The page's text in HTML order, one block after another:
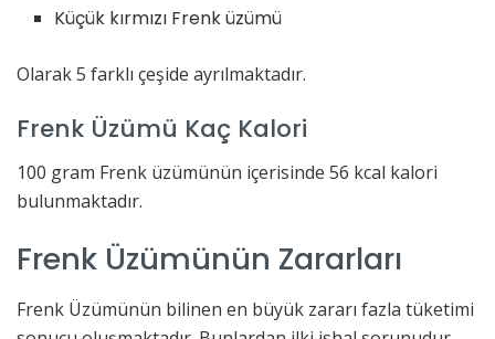
Küçük kırmızı Frenk üzümü
Olarak 5 farklı çeşide ayrılmaktadır.
Frenk Üzümü Kaç Kalori
100 gram Frenk üzümünün içerisinde 56 kcal kalori
bulunmaktadır.
Frenk Üzümünün Zararları
Frenk Üzümünün bilinen en büyük zararı fazla tüketimi